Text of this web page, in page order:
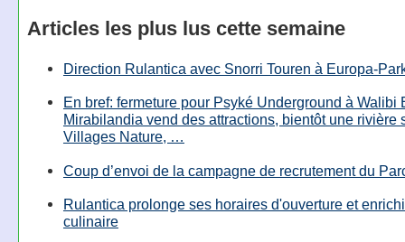
Articles les plus lus cette semaine
Direction Rulantica avec Snorri Touren à Europa-
En bref: fermeture pour Psyké Underground à Walibi
Mirabilandia vend des attractions, bientôt une rivière
Villages Nature, …
Coup d’envoi de la campagne de recrutement du
Rulantica prolonge ses horaires d'ouverture et
culinaire